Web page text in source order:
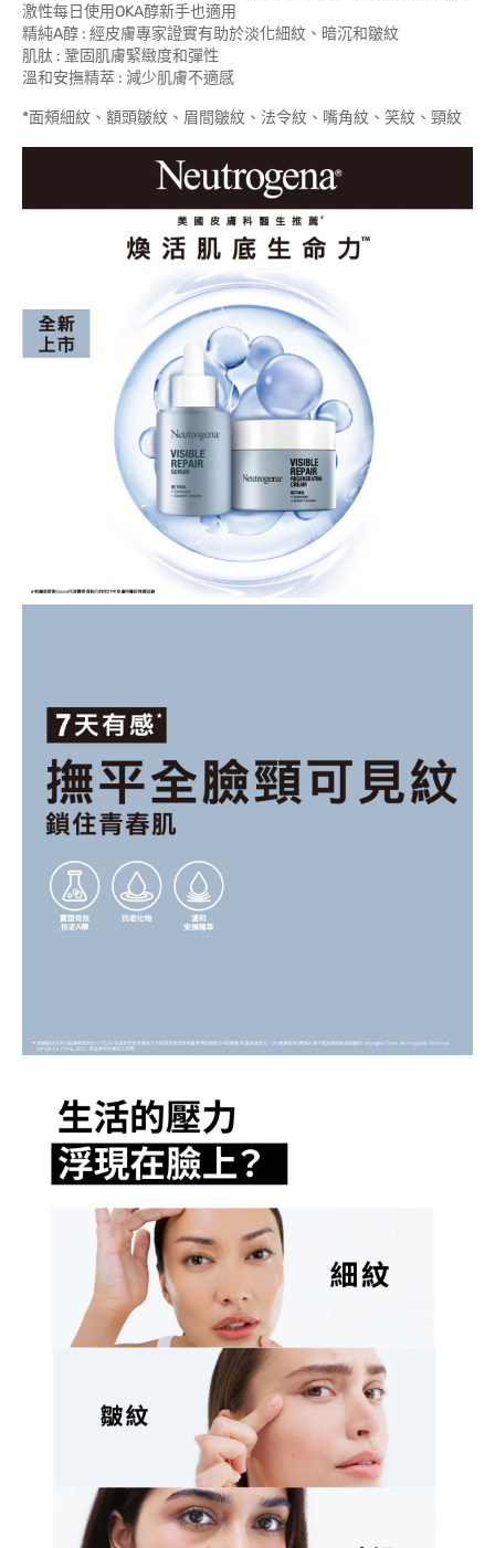
激性每日使用OKA醇新手也適用
精純A醇 : 經皮膚專家證實有助於淡化細紋、暗沉和皺紋
肌肽 : 鞏固肌膚緊緻度和彈性
溫和安撫精萃 : 減少肌膚不適感
*面頰細紋、額頭皺紋、眉間皺紋、法令紋、嘴角紋、笑紋、頸紋